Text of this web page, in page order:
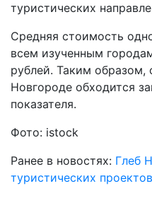
туристических
Средняя стоимость
всем изученным
рублей. Таким
Новгороде обходится
показателя.
Фото: istock
Ранее в новостях: Глеб
туристических